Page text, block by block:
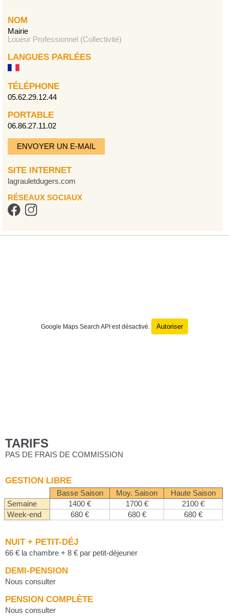
NOM
Mairie
Loueur Professionnel (Collectivité)
LANGUES PARLÉES
TÉLÉPHONE
05.62.29.12.44
PORTABLE
06.86.27.11.02
ENVOYER UN E-MAIL
SITE INTERNET
lagrauletdugers.com
RÉSEAUX SOCIAUX
Google Maps Search API est désactivé. Autoriser
TARIFS
PAS DE FRAIS DE COMMISSION
GESTION LIBRE
Basse Saison Moy. Saison
Haute Saison
Semaine
1400 € 1700 €
2100 €
Week-end
680 € 680 € 680 €
NUIT + PETIT-DÉJ
66 € la chambre + 8 € par petit-déjeuner
DEMI-PENSION
Nous consulter
PENSION COMPLÈTE
Nous consulter